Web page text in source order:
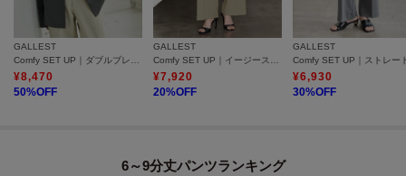
GALLEST
¥8,470
50%OFF
GALLEST
¥7,920
20%OFF
GALLEST
¥6,930
30%OFF
6～9分丈パンツランキング